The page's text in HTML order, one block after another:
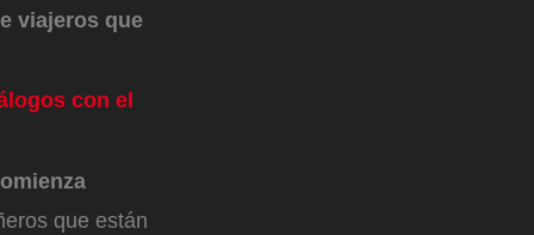
viajeros que
con el
que están